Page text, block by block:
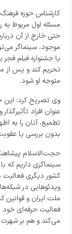
کارشناس حوزه فرهنگ
مسئله اول مربوط به
حتی خارج از آن
موجود، سینماگر
یا جشنواره فیلم فجر
تحریم کند و پس از
متوجه او شود.
وی تصریح کرد: این
عنوان افراد
تطمیع، آنان را به
بدون بررسی یا
حجت‌الاسلام
سینماگری داریم که
کشور دیگری فعالیت
ویدئوهایی در
ملت ایران و
فعالیت حرفه‌ای خود
می‌کند و هم بر شهرت